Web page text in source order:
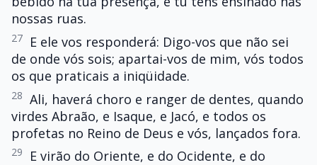
nossas ruas.
27
E ele vos responderá: Digo-vos que não sei
de onde vós sois; apartai-vos de mim, vós todos
os que praticais a iniqüidade.
28 Ali, haverá choro e ranger de dentes, quando
virdes Abraão, e Isaque, e Jacó, e todos os
profetas no Reino de Deus e vós, lançados fora.
29
E virão do Oriente, e do Ocidente, e do